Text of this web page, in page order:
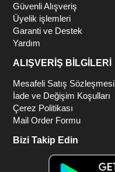
Güvenli Alışveriş
Üyelik işlemleri
Garanti ve Destek
Yardım
ALIŞVERİŞ BİLGİLERİ
Mesafeli Satış Sözleşmesi
İade ve Değişim Koşulları
Çerez Politikası
Mail Order Formu
Bizi Takip Edin